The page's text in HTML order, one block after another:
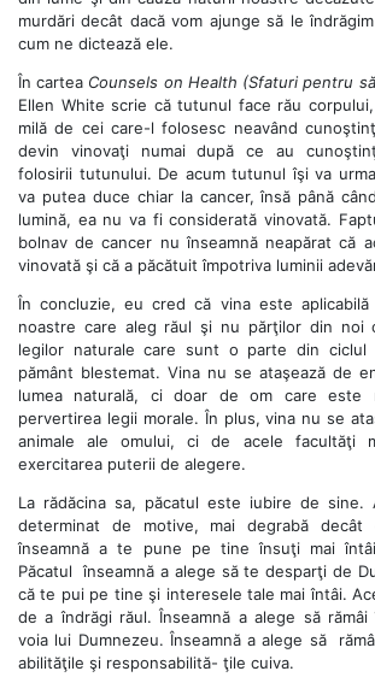
murdări decât dacă vom ajunge să le
cum ne dictează ele.
În cartea Counsels on Health (Sfaturi pentru
Ellen White scrie că tutunul face rău
milă de cei care-l folosesc neavând
devin vinovaţi numai după ce au
folosirii tutunului. De acum tutunul îşi va
va putea duce chiar la cancer, însă până
lumină, ea nu va fi considerată vinovată.
bolnav de cancer nu înseamnă neapărat că
vinovată şi că a păcătuit împotriva luminii
În concluzie, eu cred că vina este
noastre care aleg răul şi nu părţilor din noi
legilor naturale care sunt o parte din ciclul
pământ blestemat. Vina nu se ataşează de
lumea naturală, ci doar de om care este
pervertirea legii morale. În plus, vina nu se
animale ale omului, ci de acele facultăţi
exercitarea puterii de alegere.
La rădăcina sa, păcatul este iubire de sine.
determinat de motive, mai degrabă decât
înseamnă a te pune pe tine însuţi mai
Păcatul înseamnă a alege să te desparţi de
că te pui pe tine şi interesele tale mai întâi.
de a îndrăgi răul. Înseamnă a alege să
voia lui Dumnezeu. Înseamnă a alege să
abilităţile şi responsabilită- ţile cuiva.